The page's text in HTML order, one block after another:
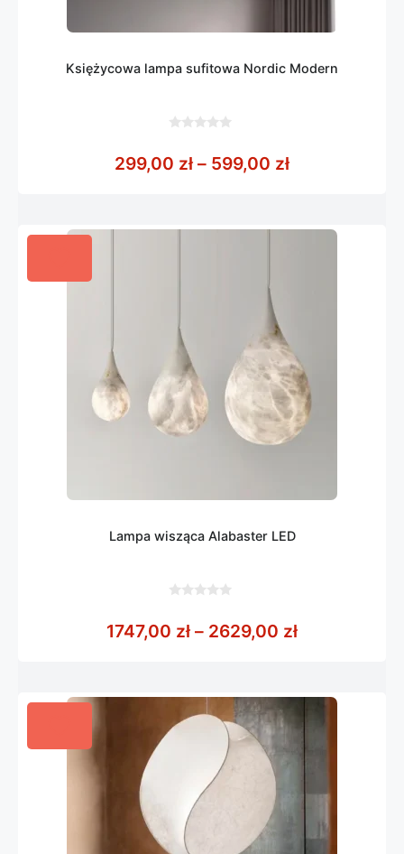
Księżycowa lampa sufitowa Nordic Modern
5
299,00 zł – 599,00 złZakres cen:
Lampa wisząca Alabaster LED
5
1747,00 zł – 2629,00 złZakres cen: